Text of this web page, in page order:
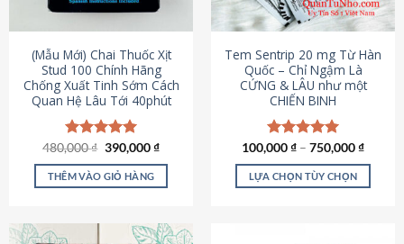
được
chọn
trên
trang
sản
phẩm
có
thể
chọn
trên
trang
sản
phẩm
(Mẫu Mới) Chai Thuốc Xịt
Stud 100 Chính Hãng
Chống Xuất Tinh Sớm Cách
Quan Hệ Lâu Tới 40phút
Được xếp
hạng5.00
5 sao
480,000₫ Giá
là:
480,000 ₫.
390,000₫Giá
tại
THÊM VÀO GIỎ HÀNG
Tem Sentrip 20 mg Từ Hàn
Quốc – Chỉ Ngậm Là
CỨNG & LÂU như một
CHIẾN BINH
Được xếp
hạng5.00
5 sao
100,000₫ – 750,000₫
LỰA CHỌN TÙY CHỌN